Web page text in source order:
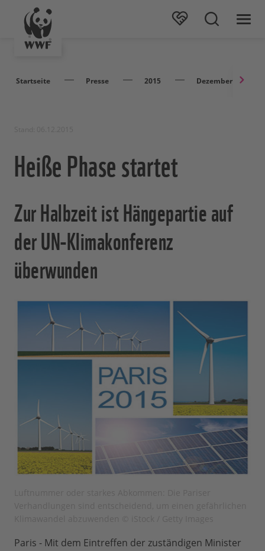
Startseite Presse 2015 Dezember
Heiße Phase startet
Zur Halbzeit ist Hängepartie auf
der UN-Klimakonferenz
überwunden
Paris - Mit dem Eintreffen der zuständigen Minister